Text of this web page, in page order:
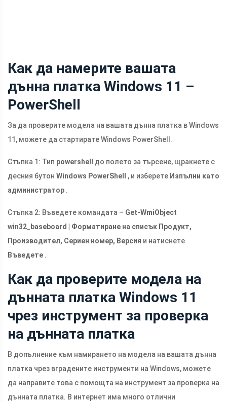
Как да намерите вашата
дънна платка Windows 11 –
PowerShell
За да проверите модела на вашата дънна платка в Windows
11, можете да стартирате Windows PowerShell.
Стъпка 1: Тип powershell
до полето за търсене, щракнете с
десния бутон Windows PowerShell , и изберете Изпълни като
администратор .
Стъпка 2: Въведете командата – Get-WmiObject
win32_baseboard | Форматиране на списък Продукт,
Производител, Сериен номер, Версия и натиснете
Въведете .
Как да проверите модела на
дънната платка Windows 11
чрез инструмент за проверка
на дънната платка
В допълнение към намирането на модела на вашата дънна
платка чрез вградените инструменти на Windows, можете
да направите това с помощта на инструмент за проверка на
дънната платка. В интернет има много отлични